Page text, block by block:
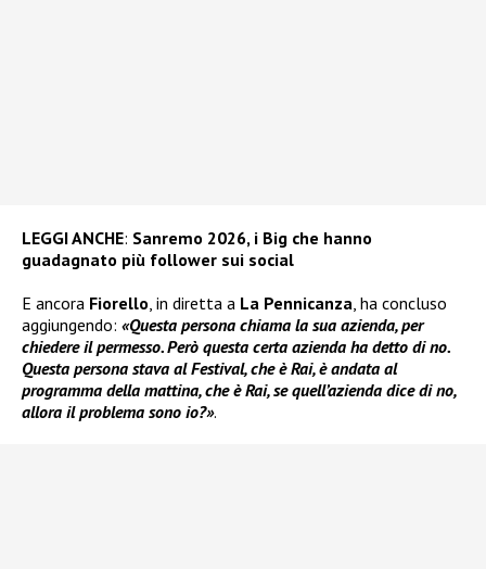
LEGGI ANCHE: Sanremo 2026, i Big che hanno
guadagnato più follower sui social
E ancora Fiorello , in diretta a La Pennicanza , ha concluso
aggiungendo: «Questa persona chiama la sua azienda, per
chiedere il permesso. Però questa certa azienda ha detto di no.
Questa persona stava al Festival, che è Rai, è andata al
programma della mattina, che è Rai, se quell’azienda dice di no,
allora il problema sono io?».